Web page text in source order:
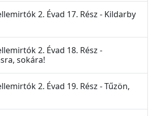
2. Évad 17. Rész - Kildarby
2. Évad 18. Rész -
sokára!
2. Évad 19. Rész - Tűzön,